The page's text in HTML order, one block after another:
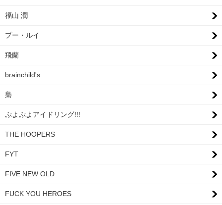
福山 潤
プー・ルイ
飛蘭
brainchild's
梟
ぷよぷよアイドリング!!!
THE HOOPERS
FYT
FIVE NEW OLD
FUCK YOU HEROES